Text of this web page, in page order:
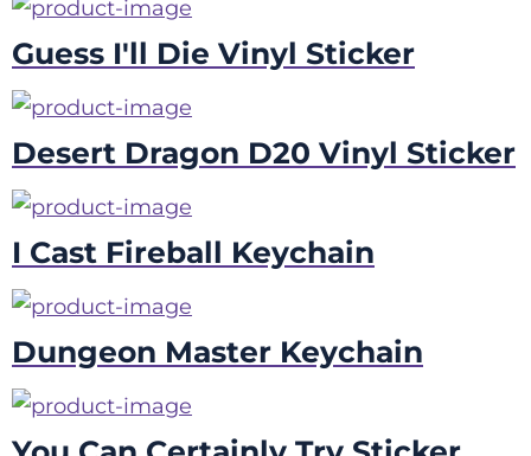
Guess I'll Die Vinyl Sticker
Desert Dragon D20 Vinyl Sticker
I Cast Fireball Keychain
Dungeon Master Keychain